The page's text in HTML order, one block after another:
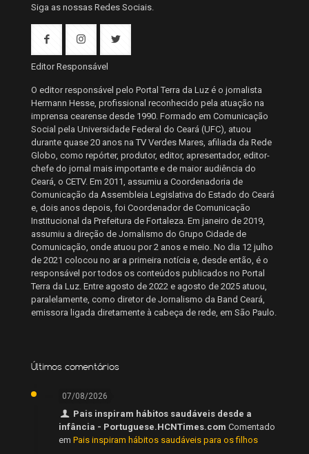
Siga as nossas Redes Sociais.
Editor Responsável
O editor responsável pelo Portal Terra da Luz é o jornalista
Hermann Hesse, profissional reconhecido pela atuação na
imprensa cearense desde 1990. Formado em Comunicação
Social pela Universidade Federal do Ceará (UFC), atuou
durante quase 20 anos na TV Verdes Mares, afiliada da Rede
Globo, como repórter, produtor, editor, apresentador, editor-
chefe do jornal mais importante e de maior audiência do
Ceará, o CETV. Em 2011, assumiu a Coordenadoria de
Comunicação da Assembleia Legislativa do Estado do Ceará
e, dois anos depois, foi Coordenador de Comunicação
Institucional da Prefeitura de Fortaleza. Em janeiro de 2019,
assumiu a direção de Jornalismo do Grupo Cidade de
Comunicação, onde atuou por 2 anos e meio. No dia 12 julho
de 2021 colocou no ar a primeira notícia e, desde então, é o
responsável por todos os conteúdos publicados no Portal
Terra da Luz. Entre agosto de 2022 e agosto de 2025 atuou,
paralelamente, como diretor de Jornalismo da Band Ceará,
emissora ligada diretamente à cabeça de rede, em São Paulo.
Últimos comentários
07/08/2026
Pais inspiram hábitos saudáveis desde a
infância - Portuguese.HCNTimes.com Comentado
em Pais inspiram hábitos saudáveis para os filhos